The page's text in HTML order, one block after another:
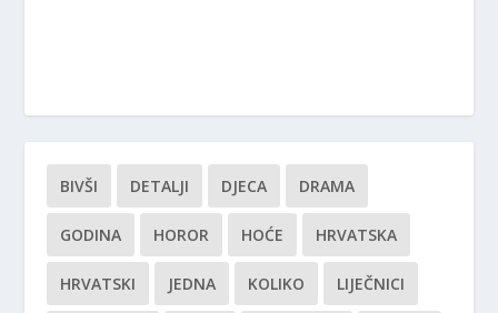
BIVŠI DETALJI DJECA DRAMA
GODINA HOROR HOĆE HRVATSKA
HRVATSKI JEDNA KOLIKO LIJEČNICI